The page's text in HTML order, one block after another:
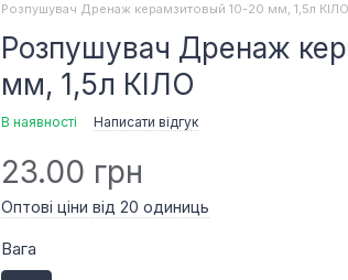
Розпушувач Дренаж керамзитовый 10-20 мм, 1,5л КІЛО
Розпушувач Дренаж
мм, 1,5л КІЛО
В наявності Написати відгук
23.00 грн
Оптові ціни від 20 одиниць
Вага